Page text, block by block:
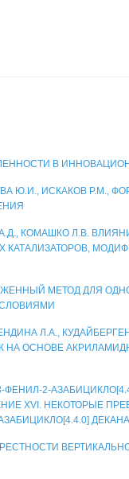
В
Ю.И., ИСКАКОВ P.M.,
КОМАШКО Л.В.
МЕТОД ДЛЯ
Л.А.,
ОСНОВЕ
2-
XVI. НЕКОТОРЫЕ
ДЕКАНА